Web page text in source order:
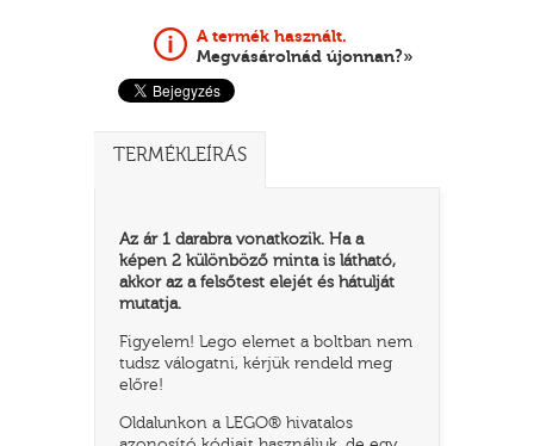
A termék használt.
Megvásárolnád újonnan?»
TERMÉKLEÍRÁS
Az ár 1 darabra vonatkozik. Ha a
képen 2 különböző minta is látható,
akkor az a felsőtest elejét és hátulját
mutatja.
Figyelem! Lego elemet a boltban nem
tudsz válogatni, kérjük rendeld meg
előre!
Oldalunkon a LEGO® hivatalos